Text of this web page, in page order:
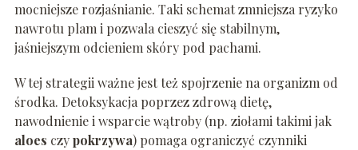
mocniejsze rozjaśnianie. Taki schemat zmniejsza ryzyko
nawrotu plam i pozwala cieszyć się stabilnym,
jaśniejszym odcieniem skóry pod pachami.
W tej strategii ważne jest też spojrzenie na organizm od
środka. Detoksykacja poprzez zdrową dietę,
nawodnienie i wsparcie wątroby (np. ziołami takimi jak
aloes czypokrzywa) pomaga ograniczyć czynniki